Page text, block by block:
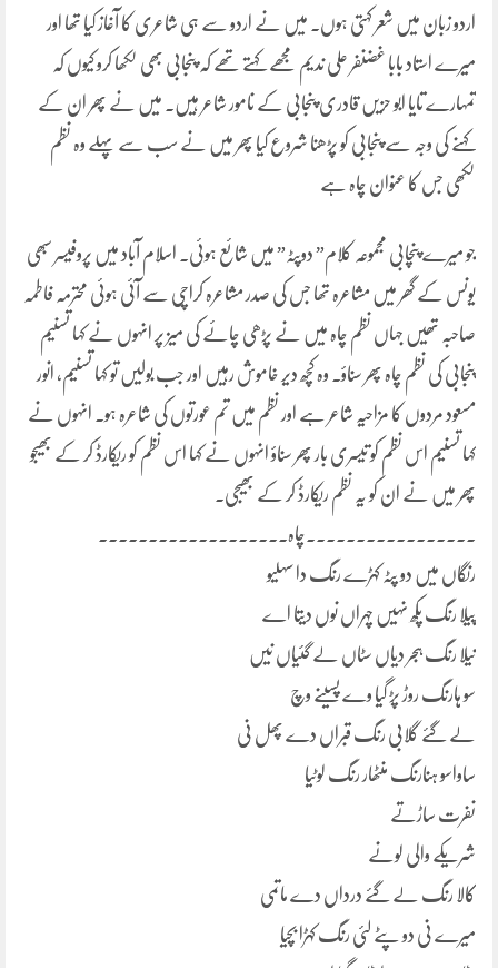
اردو زبان میں شعر کہتی ہوں۔ میں نے اردو سے ہی شاعری کا آغاز کیا تھا اور
میرے استاد بابا غضنفر علی ندیم مجھے کہتے تھے کہ پنجابی بھی لکھا کرو کیوں کہ
تمہارے تایا ابو حزیں قادری پنجابی کے نامور شاعر ہیں۔ میں نے پھر ان کے
کہنے کی وجہ سے پنجابی کو پڑھنا شروع کیا پھر میں نے سب سے پہلے وہ نظم
لکھی جس کا عنوان چاہ ہے
جو میرے پنچابی مجموعہ کلام” دوپٹہ” میں شائع ہوئی۔ اسلام آباد میں پروفیسر سبھی
یونس کے گھر میں مشاعرہ تھا جس کی صدر مشاعرہ کراچی سے آئی ہوئی محترمہ فاطمہ
صاحبہ تھیں جہاں نظم چاہ میں نے پڑھی چائے کی میز پر انہوں نے کہا تسنیم
پنجابی کی نظم چاہ پھر سناؤ۔ وہ کچھ دیر خاموش رہیں اور جب بولیں تو کہا تسنیم، انور
مسعود مردوں کا مزاحیہ شاعر ہے اور نظم میں تم عورتوں کی شاعرہ ہو۔ انہوں نے
کہا تسنیم اس نظم کو تیسری بار پھر سناؤ انہوں نے کہا اس نظم کو ریکارڈ کر کے بھیجو
پھر میں نے ان کو یہ نظم ریکارڈ کر کے بھیجی۔
۔۔۔۔۔۔۔۔۔۔۔۔۔۔۔۔۔چاہ۔۔۔۔۔۔۔۔۔۔۔۔۔۔۔۔۔۔۔
رنگاں میں دو پٹہ کہڑے رنگ دا سہلیو
پیلا رنگ پکھ نہیں چہراں نوں دیتا اے
نیلا رنگ ہجر دیاں سٹاں لے گئیاں نیں
سو ہارنگ روڑ پڑ گیا وے پسینے وچ
لے گئے گلابی رنگ قبراں دے پھل نی
ساواسو ہنارنگ منٹھار رنگ لوٹیا
نفرت ساڑتے
شریکے والی لونے
کالا رنگ لے گئے درداں دے ماتمی
میرے نی دو پٹے لئی رنگ کہڑا بچیا